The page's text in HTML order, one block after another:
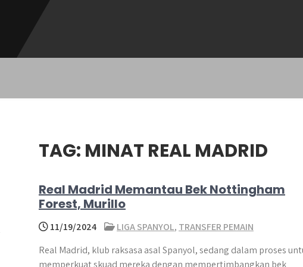
TAG: MINAT REAL MADRID
Real Madrid Memantau Bek Nottingham
Forest, Murillo
11/19/2024 LIGA SPANYOL, TRANSFER PEMAIN
Real Madrid, klub raksasa asal Spanyol, sedang dalam proses
memperkuat skuad mereka dengan mempertimbangkan bek